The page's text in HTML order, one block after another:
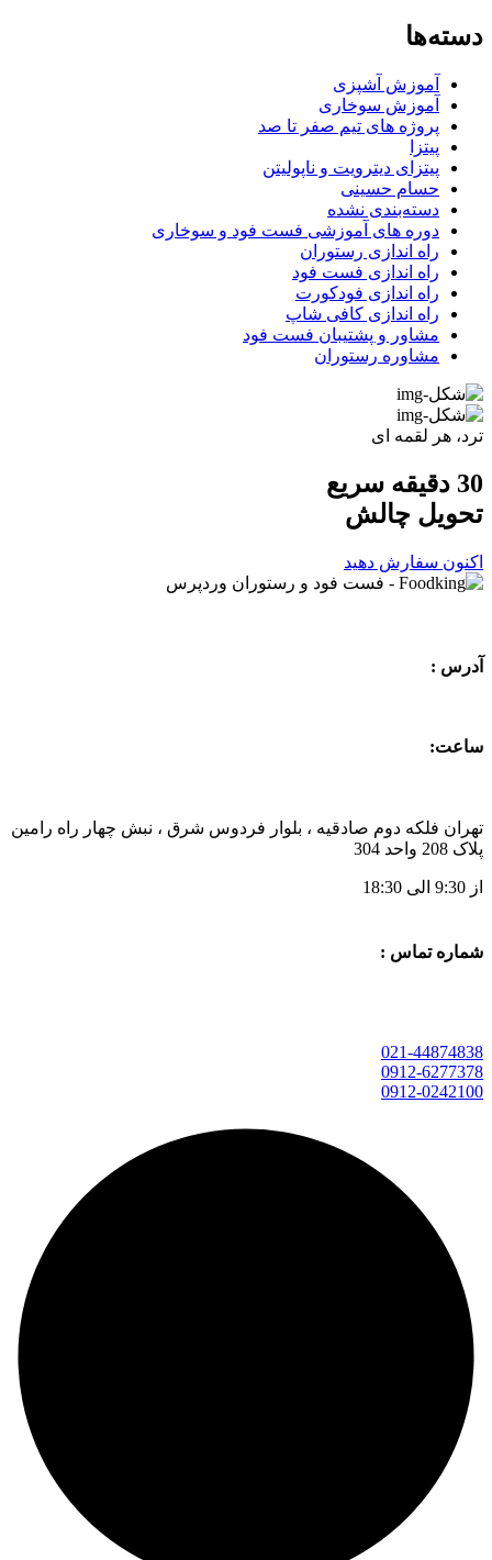
دسته‌ها
آموزش آشپزی
آموزش سوخاری
پروژه های تیم صفر تا صد
پیتزا
پیتزای دیترویت و ناپولیتن
حسام حسینی
دسته‌بندی نشده
دوره های آموزشی فست فود و سوخاری
راه اندازی رستوران
راه اندازی فست فود
راه اندازی فودکورت
راه اندازی کافی شاپ
مشاور و پشتیبان فست فود
مشاوره رستوران
ترد، هر لقمه ای
30 دقیقه سریع
تحویل چالش
اکنون سفارش دهید
آدرس :
ساعت:
تهران فلکه دوم صادقیه ، بلوار فردوس شرق ، نبش چهار راه رامین
پلاک 208 واحد 304
از 9:30 الی 18:30
شماره تماس :
021-44874838
0912-6277378
0912-0242100